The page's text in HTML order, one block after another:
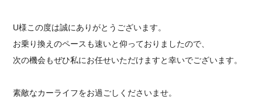
U様この度は誠にありがとうございます。
お乗り換えのペースも速いと仰っておりましたので、
次の機会もぜひ私にお任せいただけますと幸いでございます。
素敵なカーライフをお過ごしくださいませ。